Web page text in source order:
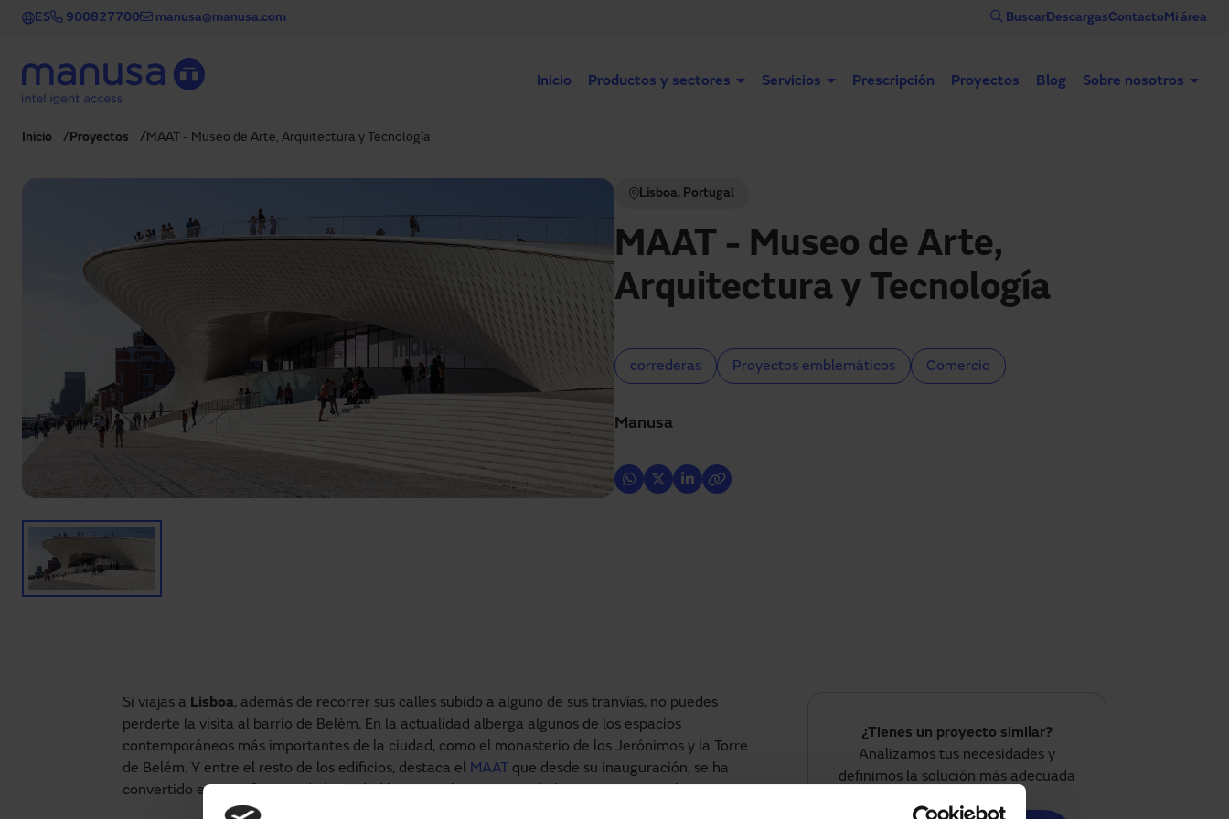
Pasar al contenido principal
ES 900827700 manusa@manusa.com BuscarDescargasContactoMi área
Inicio Productos y sectores Servicios Prescripción Proyectos Blog Sobre nosotros
Inicio Proyectos MAAT - Museo de Arte, Arquitectura y Tecnología
Lisboa, Portugal
MAAT - Museo de Arte,
Arquitectura y Tecnología
correderas Proyectos emblemáticos Comercio
Manusa
Si viajas a Lisboa, además de recorrer sus calles subido a alguno de sus tranvías, no puedes
perderte la visita al barrio de Belém. En la actualidad alberga algunos de los espacios
contemporáneos más importantes de la ciudad, como el monasterio de los Jerónimos y la Torre
de Belém. Y entre el resto de los edificios, destaca el MAAT
que desde su inauguración, se ha
convertido en un referente de la ciudad lusa para los amantes de la arquitectura y el arte..
¿Tienes un proyecto similar?
Analizamos tus necesidades y
definimos la solución más adecuada